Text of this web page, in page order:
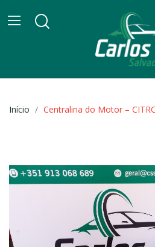
Início Centralina do Motor –